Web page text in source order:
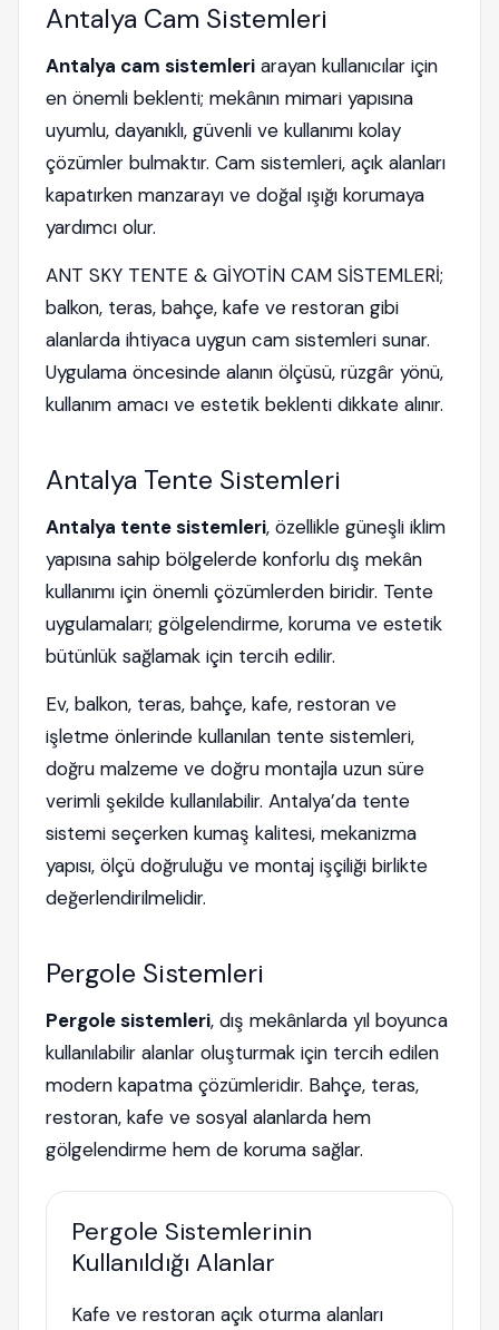
Antalya Cam Sistemleri
Antalya cam sistemleri arayan kullanıcılar için
en önemli beklenti; mekânın mimari yapısına
uyumlu, dayanıklı, güvenli ve kullanımı kolay
çözümler bulmaktır. Cam sistemleri, açık alanları
kapatırken manzarayı ve doğal ışığı korumaya
yardımcı olur.
ANT SKY TENTE & GİYOTİN CAM SİSTEMLERİ;
balkon, teras, bahçe, kafe ve restoran gibi
alanlarda ihtiyaca uygun cam sistemleri sunar.
Uygulama öncesinde alanın ölçüsü, rüzgâr yönü,
kullanım amacı ve estetik beklenti dikkate alınır.
Antalya Tente Sistemleri
Antalya tente sistemleri, özellikle güneşli iklim
yapısına sahip bölgelerde konforlu dış mekân
kullanımı için önemli çözümlerden biridir. Tente
uygulamaları; gölgelendirme, koruma ve estetik
bütünlük sağlamak için tercih edilir.
Ev, balkon, teras, bahçe, kafe, restoran ve
işletme önlerinde kullanılan tente sistemleri,
doğru malzeme ve doğru montajla uzun süre
verimli şekilde kullanılabilir. Antalya’da tente
sistemi seçerken kumaş kalitesi, mekanizma
yapısı, ölçü doğruluğu ve montaj işçiliği birlikte
değerlendirilmelidir.
Pergole Sistemleri
Pergole sistemleri, dış mekânlarda yıl boyunca
kullanılabilir alanlar oluşturmak için tercih edilen
modern kapatma çözümleridir. Bahçe, teras,
restoran, kafe ve sosyal alanlarda hem
gölgelendirme hem de koruma sağlar.
Pergole Sistemlerinin
Kullanıldığı Alanlar
Kafe ve restoran açık oturma alanları